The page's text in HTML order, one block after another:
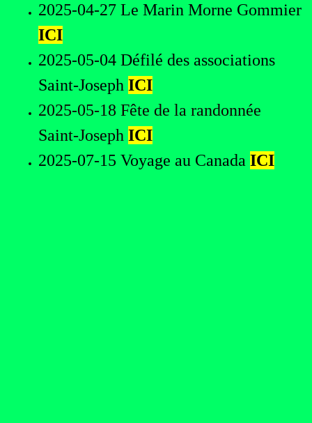
2025-04-27 Le Marin Morne Gommier
ICI
2025-05-04 Défilé des associations
Saint-Joseph ICI
2025-05-18 Fête de la randonnée
Saint-Joseph ICI
2025-07-15 Voyage au Canada ICI